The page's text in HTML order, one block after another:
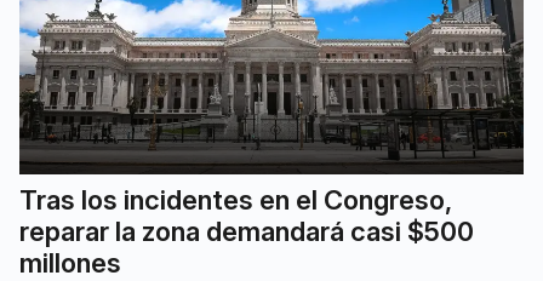
Tras los incidentes en el Congreso,
reparar la zona demandará casi $500
millones